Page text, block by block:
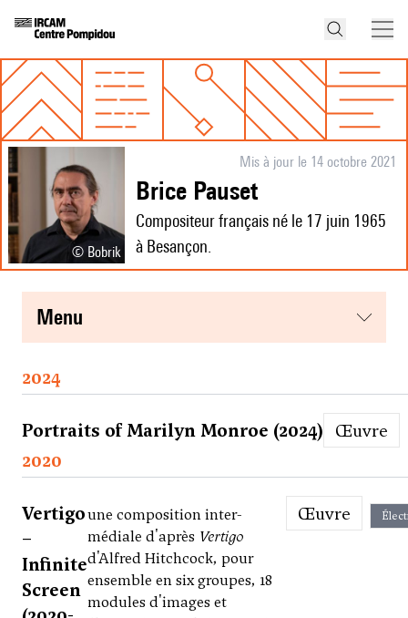
© Bobrik
Mis à jour le 14 octobre 2021
Brice Pauset
Compositeur français né le 17 juin 1965
à Besançon.
menu
2024
Portraits of Marilyn Monroe (2024)
Œuvre
2020
Vertigo
–
Infinite
Screen
une composition inter-
médiale d'après Vertigo
d'Alfred Hitchcock, pour
ensemble en six groupes, 18
modules d'images et
Œuvre